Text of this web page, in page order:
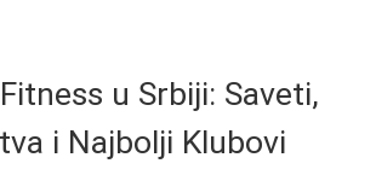
u Srbiji: Saveti,
i Najbolji Klubovi